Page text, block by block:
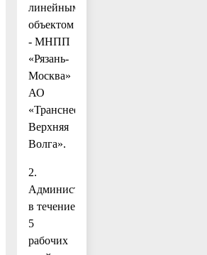
линейным
объектом
- МНПП
«Рязань-
Москва»
АО
«Транснефть-
Верхняя
Волга».
2.
Администрации
в течение
5
рабочих